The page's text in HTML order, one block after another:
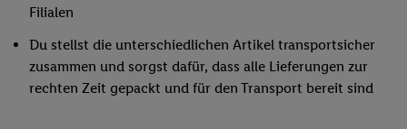
Filialen
Du stellst die unterschiedlichen Artikel transportsicher
zusammen und sorgst dafür, dass alle Lieferungen zur
rechten Zeit gepackt und für den Transport bereit sind